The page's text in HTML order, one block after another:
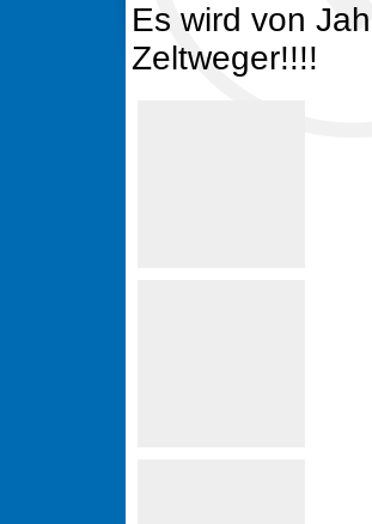
Es wird von
Zeltweger!!!!